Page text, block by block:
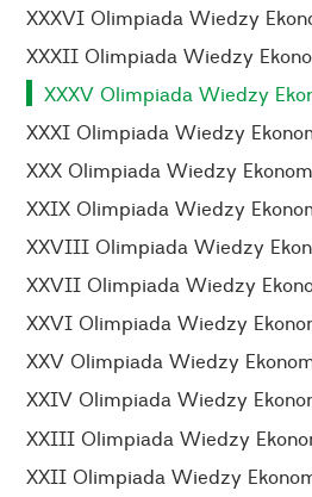
XXXVI Olimpiada Wiedzy
XXXII Olimpiada Wiedzy
XXXV Olimpiada Wiedzy
XXXI Olimpiada Wiedzy
XXX Olimpiada Wiedzy
XXIX Olimpiada Wiedzy
XXVIII Olimpiada Wiedzy
XXVII Olimpiada Wiedzy
XXVI Olimpiada Wiedzy
XXV Olimpiada Wiedzy
XXIV Olimpiada Wiedzy
XXIII Olimpiada Wiedzy
XXII Olimpiada Wiedzy